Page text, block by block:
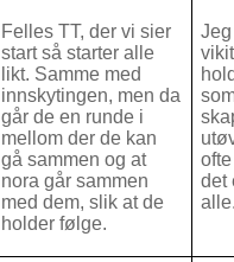
Felles TT, der vi sier
start så starter alle
likt. Samme med
innskytingen, men da
går de en runde i
mellom der de kan
gå sammen og at
nora går sammen
med dem, slik at de
holder følge.
det